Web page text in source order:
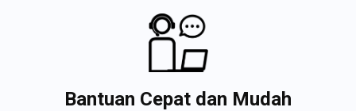
Bantuan Cepat dan Mudah